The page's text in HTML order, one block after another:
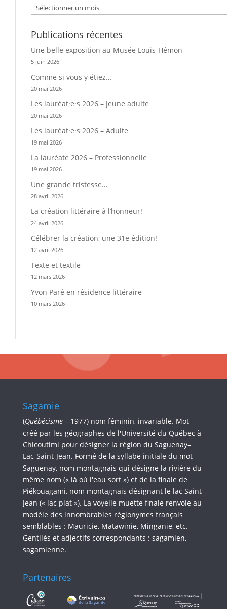
Publications récentes
Une belle exposition au Musée Louis-Hémon
5 juin 2026
Comme si vous y étiez…
20 mai 2026
Les lauréat·e·s 2026 – Jeune adulte
20 mai 2026
Les lauréat·e·s 2026 – Adulte
19 mai 2026
La lauréate 2026 – Professionnelle
19 mai 2026
Une grande tristesse…
28 avril 2026
La création littéraire à l’honneur!
24 avril 2026
Célébrer la création, une 31e édition!
12 avril 2026
Texte et textile
12 mars 2026
Yvon Paré en résidence littéraire
10 mars 2026
Sagamie
(Québécisme – 1977) nom féminin, invariable. Mot
créé par les géographes de l'Université du Québec à
Chicoutimi pour désigner la région du Saguenay–
Lac-Saint-Jean. Formé de la syllabe initiale du mot
Saguenay, nom montagnais qui désigne la rivière du
même nom (« là où l'eau sort ») et de la finale de
Piékouagami, nom montagnais désignant le lac Saint-
Jean (« lac plat »). La voyelle muette finale renvoie au
modèle des innombrables régionymes français
semblables : Mauricie, Matawinie, Minganie, etc.
Gentilés et adjectifs correspondants : sagamien,
sagamienne.
Partenaires